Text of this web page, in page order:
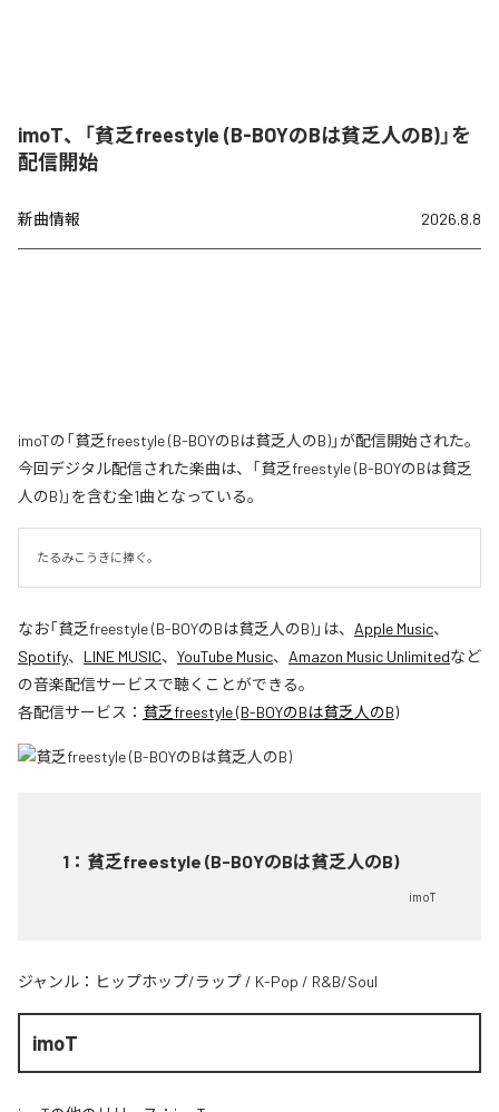
imoT、「貧乏freestyle (B-BOYのBは貧乏人のB)」を
配信開始
新曲情報 2026.8.8
imoTの「貧乏freestyle (B-BOYのBは貧乏人のB)」が配信開始された。
今回デジタル配信された楽曲は、「貧乏freestyle (B-BOYのBは貧乏
人のB)」を含む全1曲となっている。
たるみこうきに捧ぐ。
なお「貧乏freestyle (B-BOYのBは貧乏人のB)」は、 Apple Music、
Spotify、 LINE MUSIC、 YouTube Music、 Amazon Music Unlimitedなど
の音楽配信サービスで聴くことができる。
各配信サービス： 貧乏freestyle (B-BOYのBは貧乏人のB)
1 ： 貧乏freestyle (B-BOYのBは貧乏人のB)
imoT
ジャンル： ヒップホップ/ラップ / K-Pop / R&B/Soul
imoT